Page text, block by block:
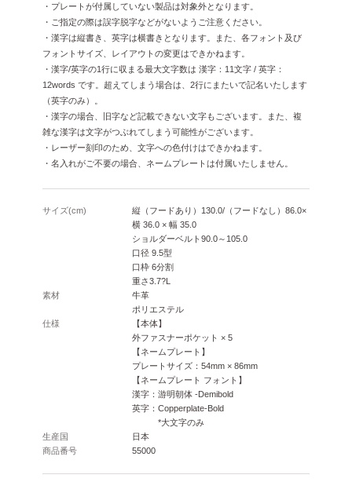
・プレートが付属していない製品は対象外となります。
・ご指定の際は誤字脱字などがないようご注意ください。
・漢字は縦書き、英字は横書きとなります。また、各フォント及び
フォントサイズ、レイアウトの変更はできかねます。
・漢字/英字の1行に収まる最大文字数は 漢字：11文字 / 英字：
12words です。超えてしまう場合は、2行にまたいで記名いたします
（英字のみ）。
・漢字の場合、旧字など記載できない文字もございます。また、複
雑な漢字は文字がつぶれてしまう可能性がございます。
・レーザー刻印のため、文字への色付けはできかねます。
・名入れがご不要の場合、ネームプレートは付属いたしません。
サイズ(cm)
縦（フードあり）130.0/（フードなし）86.0×
横 36.0 × 幅 35.0
ショルダーベルト90.0～105.0
口径 9.5型
口枠 6分割
重さ3.7?L
素材
牛革
ポリエステル
仕様
【本体】
外ファスナーポケット × 5
【ネームプレート】
プレートサイズ：54mm × 86mm
【ネームプレート フォント】
漢字：游明朝体 -Demibold
英字：Copperplate-Bold
*大文字のみ
生産国
日本
商品番号
55000